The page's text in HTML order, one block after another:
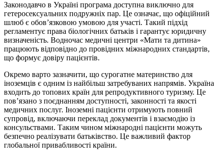
Законодавчо в Україні програма доступна виключно для
гетеросексуальних подружніх пар. Це означає, що офіційний
шлюб є обов’язковою умовою для участі. Такий підхід
регламентує права біологічних батьків і гарантує юридичну
визначеність. Водночас медичні центри «Мати та дитина»
працюють відповідно до провідних міжнародних стандартів,
що формує довіру пацієнтів.
Окремо варто зазначити, що сурогатне материнство для
іноземців є одним із найбільш затребуваних напрямів. Україна
входить до топових країн для репродуктивного туризму. Це
пов’язано з поєднанням доступності, законності та якості
медичних послуг. Іноземні пацієнти отримують повний
супровід, включаючи переклад документів і взаємодію із
консульствами. Таким чином міжнародні пацієнти можуть
безпечно реалізувати батьківство. Це важливий фактор
глобальної привабливості країни.